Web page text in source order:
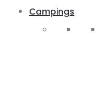
Campings